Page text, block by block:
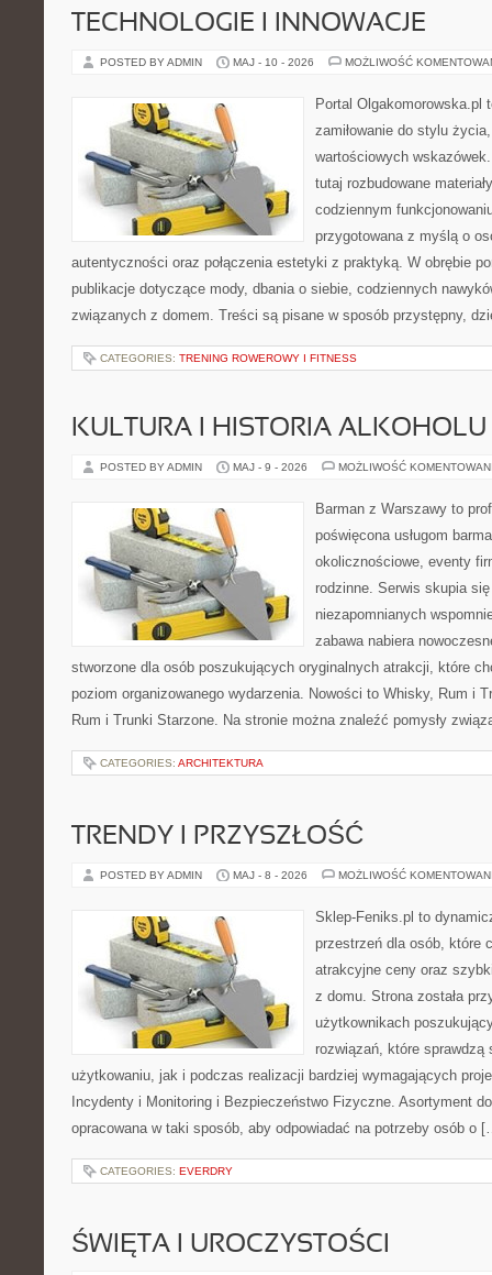
TECHNOLOGIE I INNOWACJE
POSTED BY ADMIN MAJ - 10 - 2026 MOŻLIWOŚĆ
Portal Olgakomorowska.pl
zamiłowanie do stylu
wartościowych
tutaj rozbudowane
codziennym
przygotowana z myślą o
autentyczności oraz połączenia estetyki z praktyką. W obrębie
publikacje dotyczące mody, dbania o siebie, codziennych
związanych z domem. Treści są pisane w sposób przystępny,
CATEGORIES: TRENING ROWEROWY I FITNESS
KULTURA I HISTORIA ALKOHOLU
POSTED BY ADMIN MAJ - 9 - 2026 MOŻLIWOŚĆ
Barman z Warszawy to
poświęcona usługom
okolicznościowe, eventy
rodzinne. Serwis skupia
niezapomnianych
zabawa nabiera
stworzone dla osób poszukujących oryginalnych atrakcji, które
poziom organizowanego wydarzenia. Nowości to Whisky, Rum i
Rum i Trunki Starzone. Na stronie można znaleźć pomysły
CATEGORIES: ARCHITEKTURA
TRENDY I PRZYSZŁOŚĆ
POSTED BY ADMIN MAJ - 8 - 2026 MOŻLIWOŚĆ
Sklep-Feniks.pl to
przestrzeń dla osób, które
atrakcyjne ceny oraz
z domu. Strona została
użytkownikach
rozwiązań, które sprawdzą
użytkowaniu, jak i podczas realizacji bardziej wymagających
Incydenty i Monitoring i Bezpieczeństwo Fizyczne. Asortyment
opracowana w taki sposób, aby odpowiadać na potrzeby osób o
CATEGORIES: EVERDRY
ŚWIĘTA I UROCZYSTOŚCI